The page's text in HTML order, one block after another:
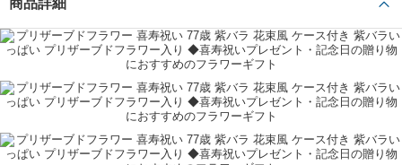
すので、長くご鑑賞をお楽しみいただけましたら幸いです。
これからも、大切な方への特別な贈り物をお探しの際は、ぜひギフトモ
ールをご利用くださいませ。
連絡の中でも親切で迅速な対応でしたので、とてもオススメです。
ありがとうございました。またの機会にお願いしたいと思います。
喜寿祝い（77歳） 親 60代 わかりん
とても良かったです。母も喜んでくれました。
商品詳細